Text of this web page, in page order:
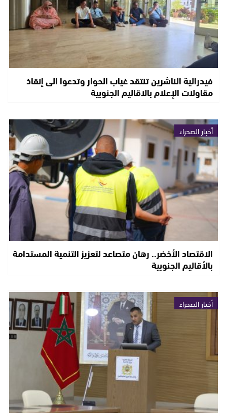
فيدرالية الناشرين تنتقد غياب الحوار وتدعوا الى إنقاذ
مقاولات الإعلام بالاقاليم الجنوبية
أخبار الصحراء
الاقتصاد الأخضر.. رهان متصاعد لتعزيز التنمية المستدامة
بالأقاليم الجنوبية
أخبار الصحراء